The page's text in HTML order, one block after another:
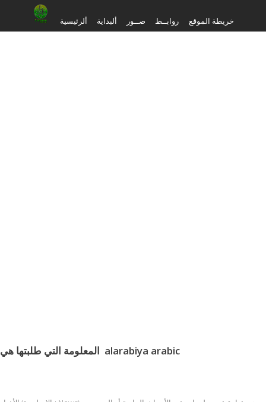
ألرئيسية ألبداية صــور روابــط خريطة الموقع
المعلومة التي طلبتها هي alarabiya arabic